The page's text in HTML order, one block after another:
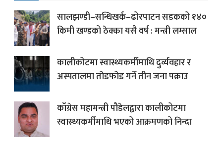
सालझण्डी–सन्धिखर्क–ढोरपाटन सडकको १४०
किमी खण्डको ठेक्का यसै वर्ष : मन्त्री लम्साल
कालीकोटमा स्वास्थ्यकर्मीमाथि दुर्व्यवहार र
अस्पतालमा तोडफोड गर्ने तीन जना पक्राउ
काँग्रेस महामन्त्री पौडेलद्वारा कालीकोटमा
स्वास्थ्यकर्मीमाथि भएको आक्रमणको निन्दा